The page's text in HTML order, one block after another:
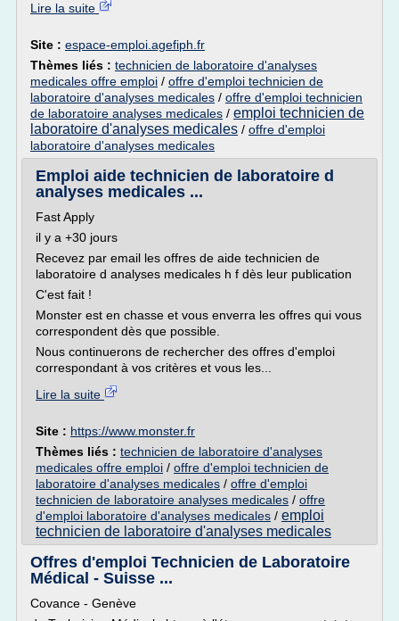
Lire la suite
Site : espace-emploi.agefiph.fr
Thèmes liés : technicien de laboratoire d'analyses
medicales offre emploi / offre d'emploi technicien de
laboratoire d'analyses medicales / offre d'emploi technicien
de laboratoire analyses medicales / emploi technicien de
laboratoire d'analyses medicales / offre d'emploi
laboratoire d'analyses medicales
Emploi aide technicien de laboratoire d
analyses medicales ...
Fast Apply
il y a +30 jours
Recevez par email les offres de aide technicien de
laboratoire d analyses medicales h f dès leur publication
C'est fait !
Monster est en chasse et vous enverra les offres qui vous
correspondent dès que possible.
Nous continuerons de rechercher des offres d'emploi
correspondant à vos critères et vous les...
Lire la suite
Site : https://www.monster.fr
Thèmes liés : technicien de laboratoire d'analyses
medicales offre emploi / offre d'emploi technicien de
laboratoire d'analyses medicales / offre d'emploi
technicien de laboratoire analyses medicales / offre
d'emploi laboratoire d'analyses medicales / emploi
technicien de laboratoire d'analyses medicales
Offres d'emploi Technicien de Laboratoire
Médical - Suisse ...
Covance - Genève